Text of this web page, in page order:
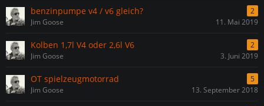
benzinpumpe v4 / v6 gleich?
2
Jim Goose
11. Mai 2019
Kolben 1,7l V4 oder 2,6l V6
2
Jim Goose
3. Juni 2019
OT spielzeugmotorrad
5
Jim Goose
13. September 2018